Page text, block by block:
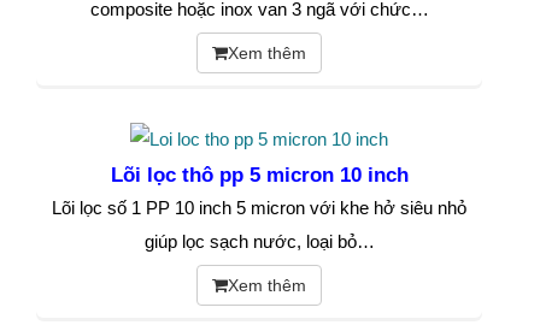
composite hoặc inox van 3 ngã với chức…
Xem thêm
Lõi lọc thô pp 5 micron 10 inch
Lõi lọc số 1 PP 10 inch 5 micron với khe hở siêu nhỏ
giúp lọc sạch nước, loại bỏ…
Xem thêm